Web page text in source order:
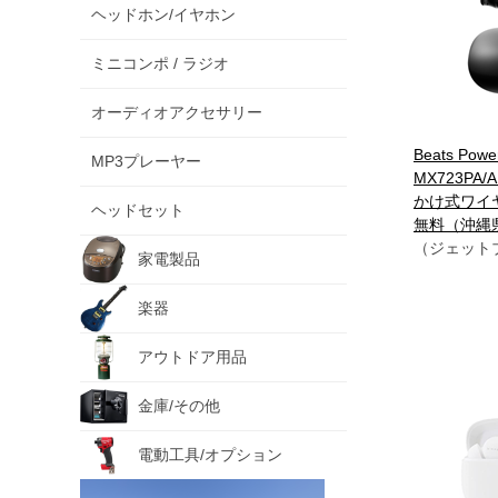
ヘッドホン/イヤホン
ミニコンポ / ラジオ
オーディオアクセサリー
MP3プレーヤー
ヘッドセット
家電製品
楽器
アウトドア用品
金庫/その他
電動工具/オプション
Beats
MX723PA/
かけ式ワイ
無料（沖縄
（ジェッ